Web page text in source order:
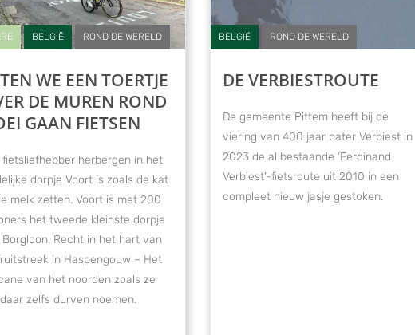
BELGIË ROND DE WERELD
WE EEN TOERTJE
DE MUREN ROND
GAAN FIETSEN
fietsliefhebber herbergen in het
dorpje Voort is zoals de kat
melk zetten. Voort is met 200
het tweede kleinste dorpje
Recht in het hart van
in Haspengouw – Het
van het noorden zoals ze
zelfs durven noemen.
BELGIË ROND DE WERELD
DE VERBIESTROUTE
De gemeente Pittem heeft bij de
viering van 400 jaar pater Verbiest in
2023 de al bestaande ‘Ferdinand
Verbiest’-fietsroute uit 2010 in een
compleet nieuw jasje gestoken.